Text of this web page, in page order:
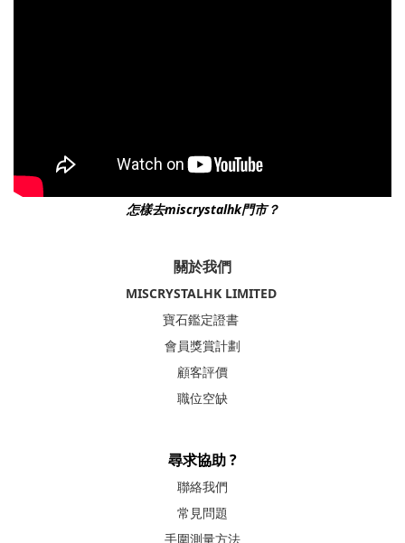
怎樣去miscrystalhk門市？
關於我們
MISCRYSTALHK LIMITED
寶石鑑定證書
會員獎賞計劃
顧客評價
職位空缺
尋求協助 ?
聯絡我們
常見問題
手圍測量方法